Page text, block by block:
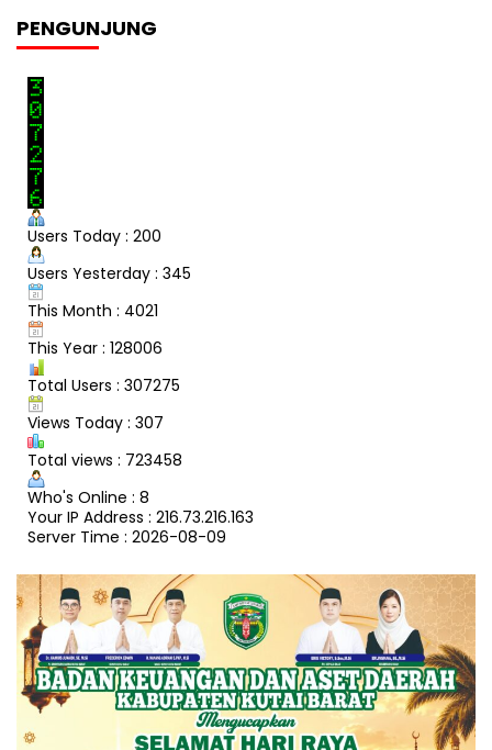
PENGUNJUNG
Users Today : 200
Users Yesterday : 345
This Month : 4021
This Year : 128006
Total Users : 307275
Views Today : 307
Total views : 723458
Who's Online : 8
Your IP Address : 216.73.216.163
Server Time : 2026-08-09